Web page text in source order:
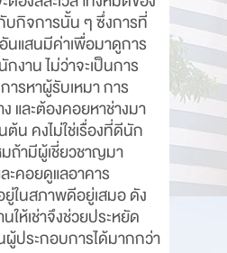
บกิจการนั้น ๆ ซึ่งการที่
นแสนมีค่าเพื่อมาดูการ
งาน ไม่ว่าจะเป็นการ
ารหาผู้รับเหมา การ
และต้องคอยหาช่างมา
น คงไม่ใช่เรื่องที่ดีนัก
ถ้ามีผู้เชี่ยวชาญมา
ะคอยดูแลอาคาร
ยู่ในสภาพดีอยู่เสมอ ดัง
ให้เช่าจึงช่วยประหยัด
ผู้ประกอบการได้มากกว่า